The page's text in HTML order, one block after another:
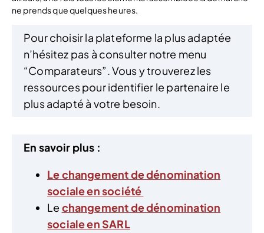
ne prends que quelques heures.
Pour choisir la plateforme la plus adaptée
n’hésitez pas à consulter notre menu
“Comparateurs”. Vous y trouverez les
ressources pour identifier le partenaire le
plus adapté à votre besoin.
En savoir plus :
Le changement de dénomination
sociale en société
Le changement de dénomination
sociale en SARL